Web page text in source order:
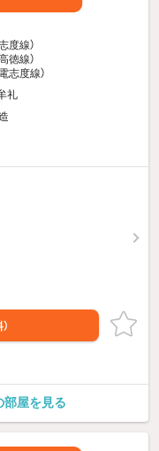
度線）
徳線）
志度線）
礼
部屋を見る